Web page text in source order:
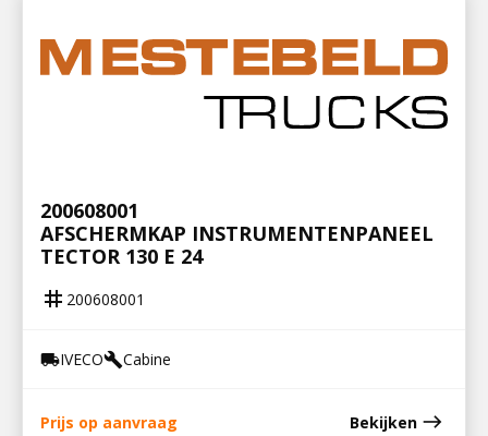
200608001
AFSCHERMKAP INSTRUMENTENPANEEL
TECTOR 130 E 24
tag 200608001
local_shippingIVECObuildCabine
Prijs op aanvraag Bekijken east